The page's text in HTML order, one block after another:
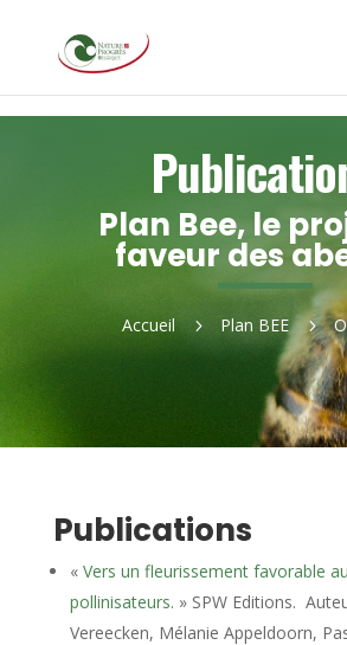
Plan Bee, le
faveur des
Accueil 5 Plan BEE 5
Publications
« Vers un fleurissement favorable
pollinisateurs. » SPW Editions.
Vereecken, Mélanie Appeldoorn,